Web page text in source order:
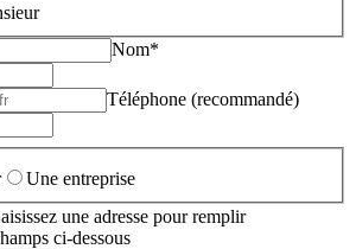
Nom*
Téléphone (recommandé)
Une entreprise
une adresse pour remplir
ci-dessous